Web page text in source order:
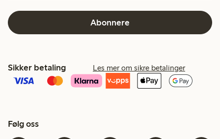
Abonnere
Sikker betaling Les mer om sikre betalinger
Følg oss